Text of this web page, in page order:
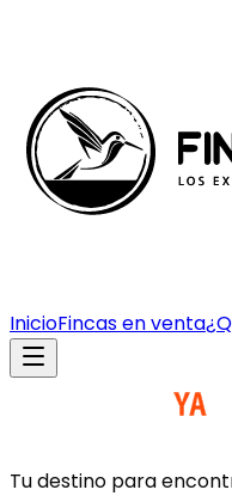
InicioFincas en venta
Tu destino para